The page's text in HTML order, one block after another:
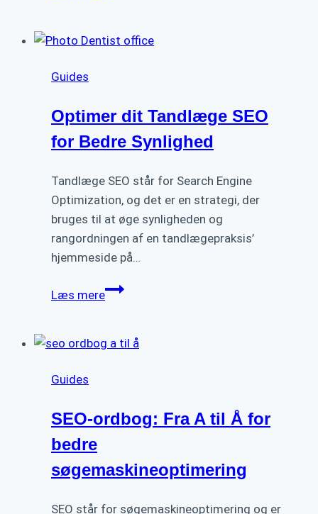
og
øge
engagementet
Guides
Optimer dit Tandlæge SEO
for Bedre Synlighed
Tandlæge SEO står for Search Engine
Optimization, og det er en strategi, der
bruges til at øge synligheden og
rangordningen af en tandlægepraksis’
hjemmeside på…
Læs mereOptimer
SEO
Guides
SEO-ordbog: Fra A til Å for
bedre
søgemaskineoptimering
SEO står for søgemaskineoptimering og er